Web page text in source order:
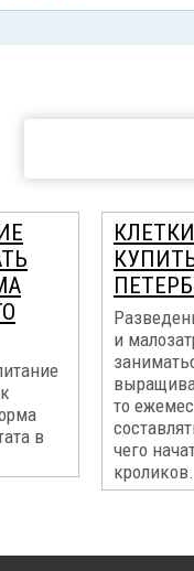
в
и
то
чего